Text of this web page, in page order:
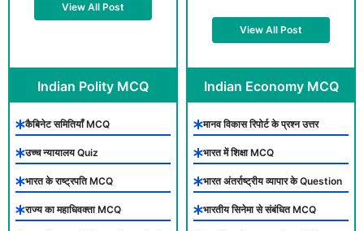
View All Post
View All Post
Indian Polity MCQ
कैबिनेट समितियाँ MCQ
उच्च न्यायालय Quiz
भारत के राष्ट्रपति MCQ
राज्य का महाधिवक्ता MCQ
Indian Economy MCQ
मानव विकास रिपोर्ट के प्रश्न उत्तर
भारत में शिक्षा MCQ
भारत अंतर्राष्ट्रीय व्यापार के Question
भारतीय सिनेमा से संबंधित MCQ